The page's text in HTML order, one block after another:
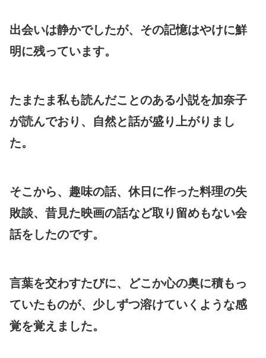
出会いは静かでしたが、その記憶はやけに鮮
明に残っています。
たまたま私も読んだことのある小説を加奈子
が読んでおり、自然と話が盛り上がりまし
た。
そこから、趣味の話、休日に作った料理の失
敗談、昔見た映画の話など取り留めもない会
話をしたのです。
言葉を交わすたびに、どこか心の奥に積もっ
ていたものが、少しずつ溶けていくような感
覚を覚えました。